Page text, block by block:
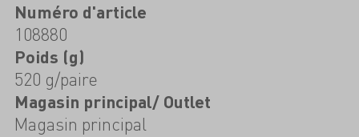
Numéro d'article
108880
Poids (g)
520 g/paire
Magasin principal/ Outlet
Magasin principal